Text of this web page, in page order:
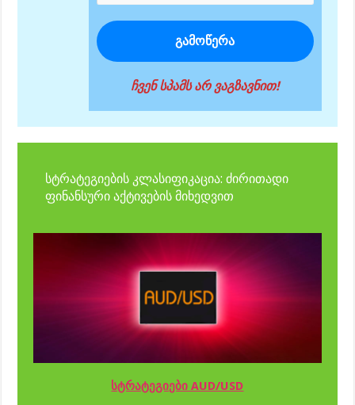
ჩვენ სპამს არ ვაგზავნით!
სტრატეგიების კლასიფიკაცია: ძირითადი
ფინანსური აქტივების მიხედვით
სტრატეგიები AUD/USD